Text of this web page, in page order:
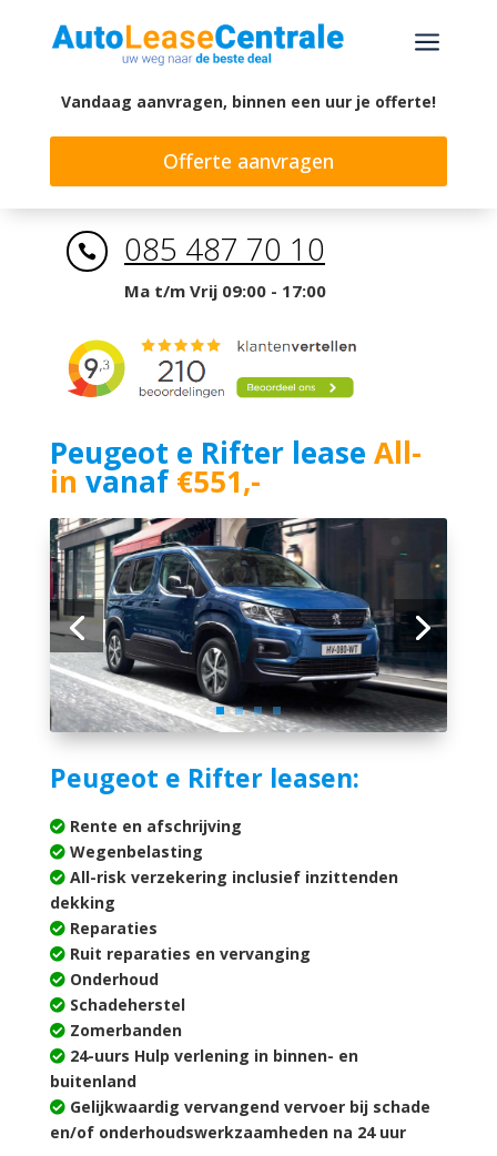
a
Vandaag aanvragen, binnen een uur je offerte!
Offerte aanvragen
 085 487 70 10
Ma t/m Vrij 09:00 - 17:00
Peugeot e Rifter lease All-
in vanaf€551,-
Peugeot e Rifter leasen:
Rente en afschrijving
Wegenbelasting
All-risk verzekering inclusief inzittenden
dekking
Reparaties
Ruit reparaties en vervanging
Onderhoud
Schadeherstel
Zomerbanden
24-uurs Hulp verlening in binnen- en
buitenland
Gelijkwaardig vervangend vervoer bij schade
en/of onderhoudswerkzaamheden na 24 uur